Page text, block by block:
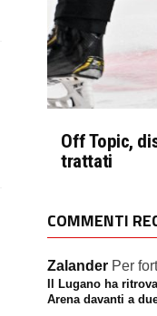
Off Topic,
trattati
COMMENTI
Zalander Per
Il Lugano ha
Arena davanti a